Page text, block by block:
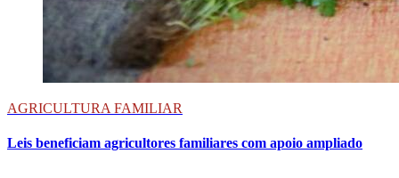
AGRICULTURA FAMILIAR
Leis beneficiam agricultores familiares com apoio ampliado